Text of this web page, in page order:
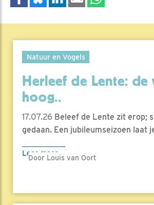
Natuur en Vogels
Herleef de Lente: de
hoog..
17.07.26 Beleef de Lente zit erop;
gedaan. Een jubileumseizoen laat
Lees meer
Door Louis van Oort